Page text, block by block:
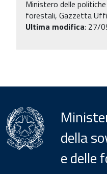
Ministero delle
forestali, Gazzetta
Ultima modifica: 27/
della
e delle